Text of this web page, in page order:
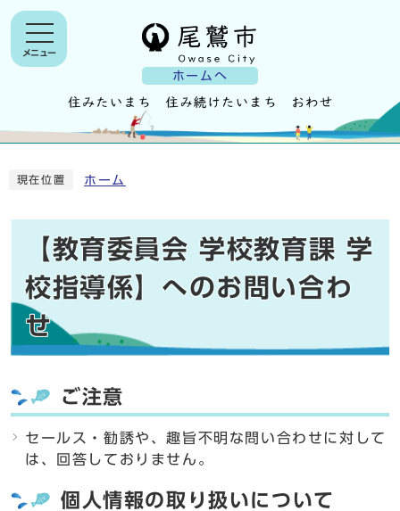
ホームへ
メニュー
現在位置 ホーム
【教育委員会 学校教育課 学
校指導係】へのお問い合わ
せ
ご注意
セールス・勧誘や、趣旨不明な問い合わせに対して
は、回答しておりません。
個人情報の取り扱いについて